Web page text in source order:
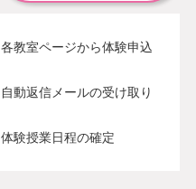
各教室ページから体験申込
自動返信メールの受け取り
体験授業日程の確定